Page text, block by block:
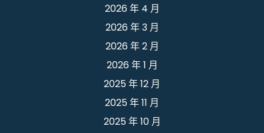
2026 年 4 月
2026 年 3 月
2026 年 2 月
2026 年 1 月
2025 年 12 月
2025 年 11 月
2025 年 10 月